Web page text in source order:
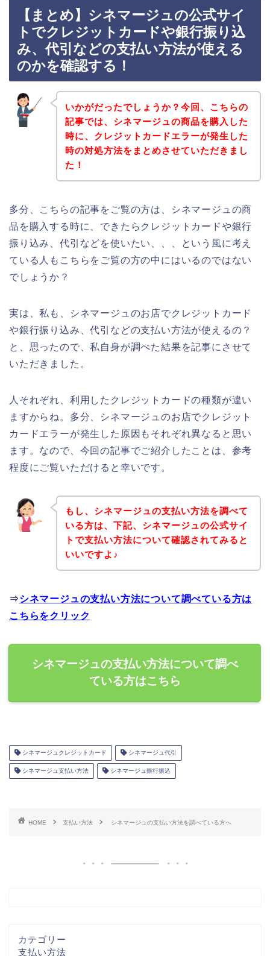
【まとめ】シネマージュの公式サイ
トでクレジットカードや銀行振り込
み、代引などの支払い方法が使える
のかを確認する！
いかがだったでしょうか？今回、こちらの
記事では、シネマージュの商品を購入した
時に、クレジットカードエラーが発生した
時の対処方法をまとめさせていただきまし
た！
多分、こちらの記事をご覧の方は、シネマージュの商
品を購入する時に、できたらクレジットカードや銀行
振り込み、代引などを使いたい、、、という風に考え
ている人もこちらをご覧の方の中にはいるのではない
でしょうか？
実は、私も、シネマージュのお店でクレジットカード
や銀行振り込み、代引などの支払い方法が使えるの？
と、思ったので、私自身が調べた結果を記事にさせて
いただきました。
人それぞれ、利用したクレジットカードの種類が違い
ますからね。多分、シネマージュのお店でクレジット
カードエラーが発生した原因もそれぞれ異なると思い
ます。なので、今回の記事でご紹介したことは、参考
程度にご覧いただけると幸いです。
もし、シネマージュの支払い方法を調べて
いる方は、下記、シネマージュの公式サイ
トで支払い方法について確認されてみると
いいですよ♪
⇒シネマージュの支払い方法について調べている方は
こちらをクリック
シネマージュの支払い方法について調べ
ている方はこちら
シネマージュクレジットカード シネマージュ代引
シネマージュ支払い方法 シネマージュ銀行振込
HOME 支払い方法 シネマージュの支払い方法を調べている方へ
カテゴリー
支払い方法